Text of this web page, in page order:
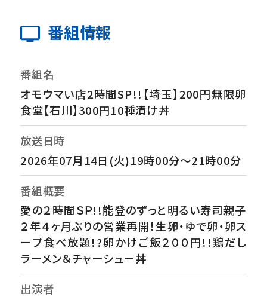
番組情報
番組名
オモウマい店2時間SP!!【埼玉】200円無限卵
食堂【石川】300円10種漬け丼
放送日時
2026年07月14日(火)19時00分～21時00分
番組概要
愛の２時間ＳＰ!!能登のずっと明るい寿司親子
２年４ヶ月ぶりの営業再開！生卵・ゆで卵・卵ス
ープ食べ放題!?卵かけご飯２００円!!鶏だし
ラーメン＆チャーシュー丼
出演者